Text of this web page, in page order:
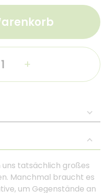
+
uns tatsächlich großes
Manchmal braucht es
um Gegenstände an